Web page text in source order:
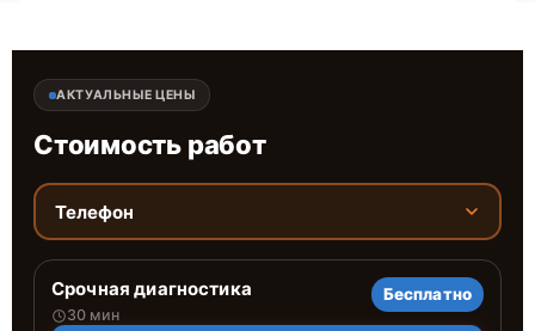
АКТУАЛЬНЫЕ ЦЕНЫ
Стоимость работ
Телефон
Срочная диагностика
30 мин
Бесплатно